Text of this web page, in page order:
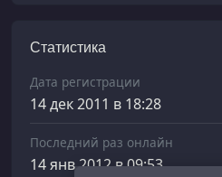
Статистика
Дата регистрации
14 дек 2011 в 18:28
Последний раз онлайн
14 янв 2012 в 09:53